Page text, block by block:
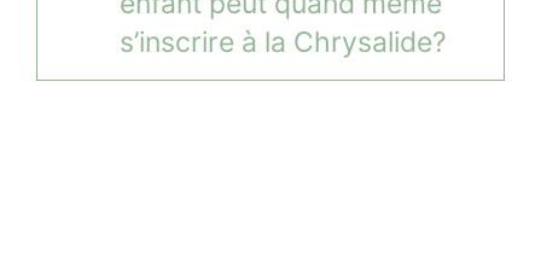
s’inscrire à la Chrysalide?